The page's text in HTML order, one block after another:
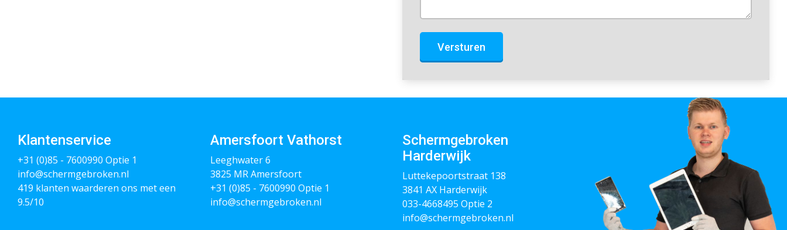
Versturen
Klantenservice
+31 (0)85 - 7600990 Optie 1
info@schermgebroken.nl
419 klanten waarderen ons met een
9.5/10
Amersfoort Vathorst
Leeghwater 6
3825 MR Amersfoort
+31 (0)85 - 7600990 Optie 1
info@schermgebroken.nl
Schermgebroken
Harderwijk
Luttekepoortstraat 138
3841 AX Harderwijk
033-4668495 Optie 2
info@schermgebroken.nl